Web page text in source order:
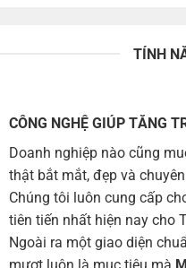
TÍNH
CÔNG NGHỆ GIÚP TĂNG
Doanh nghiệp nào cũng
thật bắt mắt, đẹp và
Chúng tôi luôn cung cấp
tiên tiến nhất hiện nay cho
Ngoài ra một giao diện